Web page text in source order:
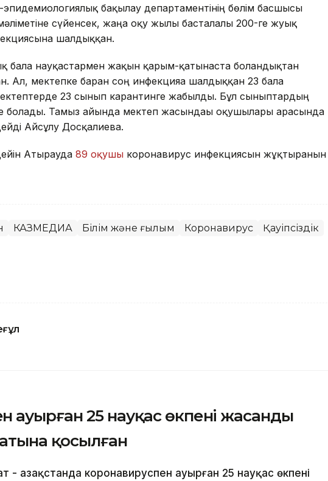
бақылау департаментінің бөлім басшысы
сүйенсек, жаңа оқу жылы басталғалы 200-ге жуық
шалдыққан.
бала науқастармен жақын қарым-қатынаста болғандықтан
Ал, мектепке барған соң инфекцияға шалдыққан 23 бала
23 сынып карантинге жабылды. Бұл сыныптардың
болады. Тамыз айында мектеп жасындағы оқушылары арасында
Айсұлу Досқалиева.
Атырауда 89 оқушы коронавирус инфекциясын жұқтырғанын
КАЗМЕДИА Білім және ғылым Коронавирус
Қауіпсіздік
ауырған 25 науқас өкпені жасанды
қосылған
- Қазақстанда коронавируспен ауырған 25 науқас өкпені